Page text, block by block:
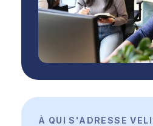
À QUI S'ADRESSE